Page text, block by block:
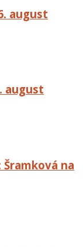
august
august
na